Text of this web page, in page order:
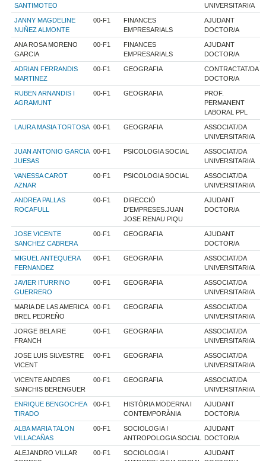
SANTIMOTEO
UNIVERSITARI/A
JANNY MAGDELINE
NUÑEZ ALMONTE
00-F1
FINANCES
EMPRESARIALS
AJUDANT
DOCTOR/A
ANA ROSA MORENO
GARCIA
00-F1
FINANCES
EMPRESARIALS
AJUDANT
DOCTOR/A
ADRIAN FERRANDIS
MARTINEZ
00-F1 GEOGRAFIA
CONTRACTAT/DA
DOCTOR/A
RUBEN ARNANDIS I
AGRAMUNT
00-F1 GEOGRAFIA
PROF.
PERMANENT
LABORAL PPL
LAURA MASIA TORTOSA 00-F1 GEOGRAFIA
ASSOCIAT/DA
UNIVERSITARI/A
JUAN ANTONIO GARCIA
JUESAS
00-F1 PSICOLOGIA SOCIAL
ASSOCIAT/DA
UNIVERSITARI/A
VANESSA CAROT
AZNAR
00-F1 PSICOLOGIA SOCIAL
ASSOCIAT/DA
UNIVERSITARI/A
ANDREA PALLAS
ROCAFULL
00-F1
DIRECCIÓ
D'EMPRESES.JUAN
JOSE RENAU PIQU
AJUDANT
DOCTOR/A
JOSE VICENTE
SANCHEZ CABRERA
00-F1 GEOGRAFIA
AJUDANT
DOCTOR/A
MIGUEL ANTEQUERA
FERNANDEZ
00-F1 GEOGRAFIA
ASSOCIAT/DA
UNIVERSITARI/A
JAVIER ITURRINO
GUERRERO
00-F1 GEOGRAFIA
ASSOCIAT/DA
UNIVERSITARI/A
MARIA DE LAS AMERICA
BREL PEDREÑO
00-F1 GEOGRAFIA
ASSOCIAT/DA
UNIVERSITARI/A
JORGE BELAIRE
FRANCH
00-F1 GEOGRAFIA
ASSOCIAT/DA
UNIVERSITARI/A
JOSE LUIS SILVESTRE
VICENT
00-F1 GEOGRAFIA
ASSOCIAT/DA
UNIVERSITARI/A
VICENTE ANDRES
SANCHIS BERENGUER
00-F1 GEOGRAFIA
ASSOCIAT/DA
UNIVERSITARI/A
ENRIQUE BENGOCHEA
TIRADO
00-F1
HISTÒRIA MODERNA I
CONTEMPORÀNIA
AJUDANT
DOCTOR/A
ALBA MARIA TALON
VILLACAÑAS
00-F1
SOCIOLOGIA I
ANTROPOLOGIA SOCIAL
AJUDANT
DOCTOR/A
ALEJANDRO VILLAR
00-F1
SOCIOLOGIA I
AJUDANT